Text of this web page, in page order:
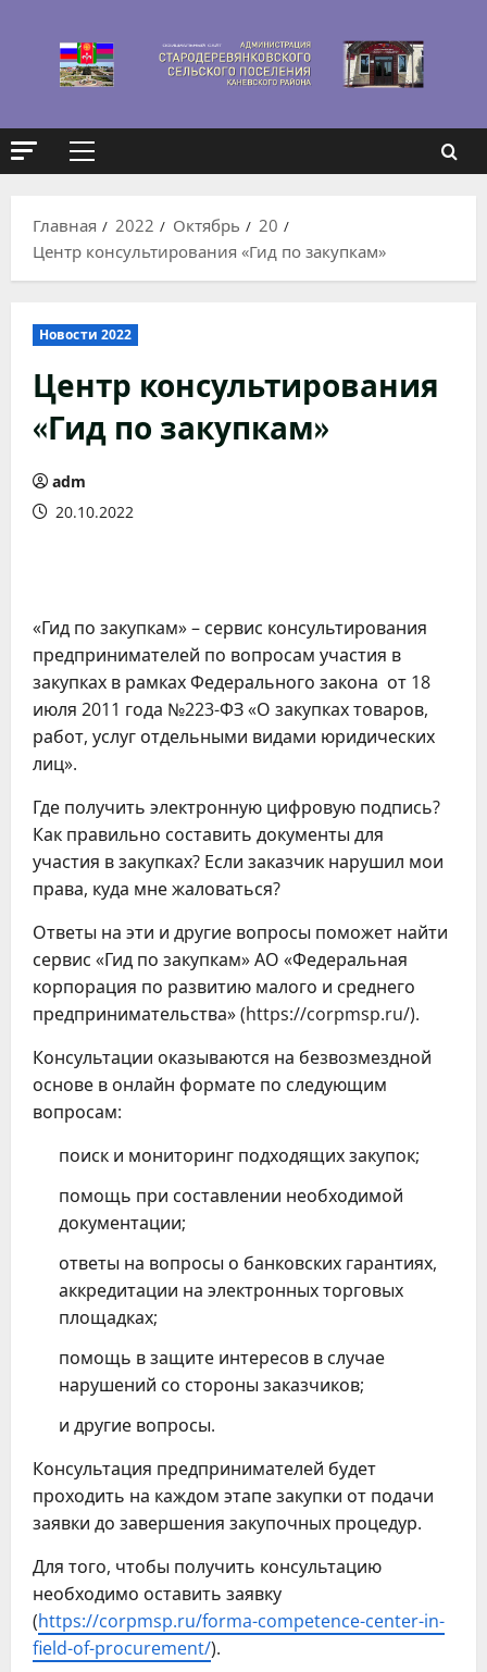
содержимому
Основное
Главная
2022 Октябрь
20
Центр консультирования «Гид по закупкам»
Новости 2022
Центр консультирования
«Гид по закупкам»
adm
20.10.2022
«Гид по закупкам» – сервис консультирования
предпринимателей по вопросам участия в
закупках в рамках Федерального закона от 18
июля 2011 года №223-ФЗ «О закупках товаров,
работ, услуг отдельными видами юридических
лиц».
Где получить электронную цифровую подпись?
Как правильно составить документы для
участия в закупках? Если заказчик нарушил мои
права, куда мне жаловаться?
Ответы на эти и другие вопросы поможет найти
сервис «Гид по закупкам» АО «Федеральная
корпорация по развитию малого и среднего
предпринимательства» (https://corpmsp.ru/).
Консультации оказываются на безвозмездной
основе в онлайн формате по следующим
вопросам:
поиск и мониторинг подходящих закупок;
помощь при составлении необходимой
документации;
ответы на вопросы о банковских гарантиях,
аккредитации на электронных торговых
площадках;
помощь в защите интересов в случае
нарушений со стороны заказчиков;
и другие вопросы.
Консультация предпринимателей будет
проходить на каждом этапе закупки от подачи
заявки до завершения закупочных процедур.
Для того, чтобы получить консультацию
необходимо оставить заявку
(https://corpmsp.ru/forma-competence-center-in-
field-of-procurement/).